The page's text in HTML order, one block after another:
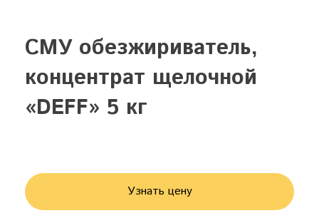
СМУ обезжириватель,
концентрат щелочной
«DEFF» 5 кг
Узнать цену